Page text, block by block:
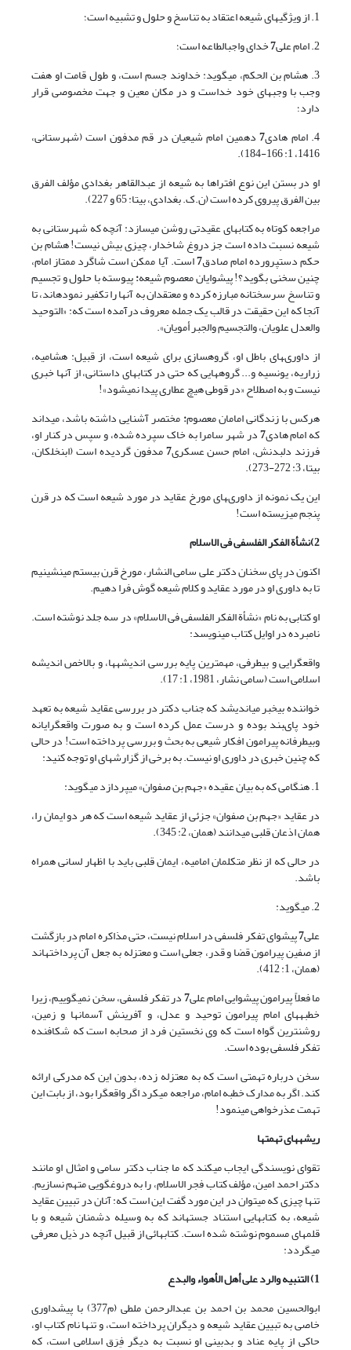
1. از ویژگى‏های شیعه اعتقاد به تناسخ و حلول و تشبیه است؛
2. امام على
7خداى واجب‏الطاعه است؛
3. هشام بن الحکم، مى‏گوید: خداوند جسم است، و طول قامت او هفت
وجب با وجب‏هاى خود خداست و در مکان معین و جهت مخصوصى قرار
دارد؛
4. امام هادى
7دهمین امام شیعیان در قم مدفون است (شهرستانی،
1416، 1: 166-184).
او در بستن این نوع افتراها به شیعه از عبدالقاهر بغدادى مؤلف الفرق
بین الفرق پیروى کرده است (ن.ک. بغدادی، بی‏تا: 65 و 227).
مراجعه کوتاه به کتاب‏هاى عقیدتى روشن مى‏سازد: آنچه که شهرستانى به
شیعه نسبت داده است جز دروغ شاخ‏دار، چیزى بیش نیست! هشام بن
حکم دست‏پرورده امام صادق7است. آیا ممکن است شاگرد ممتاز امام،
چنین سخنى بگوید؟! پیشوایان معصوم شیعه:پیوسته با حلول و تجسیم
و تناسخ سرسختانه مبارزه کرده و معتقدان به آنها را تکفیر نموده‏اند، تا
آنجا که این حقیقت در قالب یک جمله معروف درآمده است که: «التوحید
والعدل علویان، والتجسیم والجبر أمویان».
از داورى‏هاى باطل او، گروه‏سازى براى شیعه است، از قبیل: هشامیه،
زراریه، یونسیه و... گروه‏هایى که حتى در کتاب‏هاى داستانى، از آنها خبرى
نیست و به اصطلاح «در قوطى هیچ عطارى پیدا نمى‏شود»!
هرکس با زندگانى امامان معصوم:مختصر آشنایى داشته باشد، مى‏داند
که امام هادى7در شهر سامرا به خاک سپرده شده، و سپس در کنار او،
فرزند دلبدنش، امام حسن عسکرى7مدفون گردیده است (ابن‏خلکان،
بی‏تا، 3: 272-273).
این یک نمونه از داورى‏هاى مورخ عقاید در مورد شیعه است که در قرن
پنجم مى‏زیسته است!
2)نشأة الفکر الفلسفی فی الاسلام
اکنون در پاى سخنان دکتر على سامى النشار، مورخ قرن بیستم مى‏نشینیم
تا به داورى او در مورد عقاید و کلام شیعه گوش فرا دهیم.
او کتابى به نام «نشأة الفکر الفلسفى فى الاسلام» در سه جلد نوشته است.
نامبرده در اوایل کتاب مى‏نویسد:
واقع‏گرایى و بى‏طرفى، مهم‏ترین پایه بررسى اندیشه‏ها، و بالاخص اندیشه
اسلامى است (سامی نشار، 1981، 1: 17).
خواننده بى‏خبر مى‏اندیشد که جناب دکتر در بررسى عقاید شیعه به تعهد
خود پاى‏بند بوده و درست عمل کرده است و به صورت واقع‏گرایانه
وبى‏طرفانه پیرامون افکار شیعى به بحث و بررسى پرداخته است! در حالى
که چنین خبرى در داورى او نیست. به برخی از گزارش‏های او توجه کنید:
1. هنگامى که به بیان عقیده «جهم بن صفوان» مى‏پردازد مى‏گوید:
در عقاید «جهم بن صفوان» جزئى از عقاید شیعه است که هر دو ایمان را،
همان اذعان قلبى مى‏دانند (همان، 2: 345).
در حالی که از نظر متکلمان امامیه، ایمان قلبی باید با اظهار لسانی همراه
باشد.
2. مى‏گوید:
على7پیشواى تفکر فلسفى در اسلام نیست، حتى مذاکره امام در بازگشت
از صفین پیرامون قضا و قدر، جعلى است و معتزله به جعل آن پرداخته‏اند
(همان، 1: 412).
ما فعلاً پیرامون پیشوایى امام علی7در تفکر فلسفى، سخن نمى‏گوییم، زیرا
خطبه‏هاى امام پیرامون توحید و عدل، و آفرینش آسمان‏ها و زمین،
روشن‏ترین گواه است که وى نخستین فرد از صحابه است که شکافنده
تفکر فلسفى بوده است.
سخن درباره تهمتى است که به معتزله زده، بدون این که مدرکى ارائه
کند. اگر به مدارک خطبه امام، مراجعه مى‏کرد اگر واقع‏گرا بود، از بابت این
تهمت عذرخواهى مى‏نمود!
ریشه‏هاى تهمت‏ها
تقواى نویسندگى ایجاب مى‏کند که ما جناب دکتر سامى و امثال او مانند
دکتر احمد امین، مؤلف کتاب فجر الاسلام، را به دروغ‏گویى متهم نسازیم.
تنها چیزى که مى‏توان در این مورد گفت این است که: آنان در تبیین عقاید
شیعه، به کتاب‏هایى استناد جسته‏اند که به وسیله دشمنان شیعه و با
قلم‏هاى مسموم نوشته شده است. کتاب‏هائی از قبیل آنچه در ذیل معرفی
می‏گردد:
1) التنبیه والرد على أهل الأهواء والبدع
ابوالحسین محمد بن احمد بن عبدالرحمن ملطى (م377) با پیش‏داورى
خاصى به تبیین عقاید شیعه و دیگران پرداخته است، و تنها نام کتاب او،
حاکى از پایه عناد و بدبینى او نسبت به دیگر فِرَق اسلامى است، که